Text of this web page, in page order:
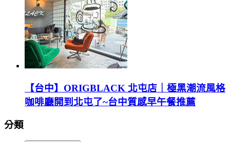
【台中】ORIGBLACK 北屯店｜極黑潮流風格
咖啡廳開到北屯了~台中質感早午餐推薦
分類